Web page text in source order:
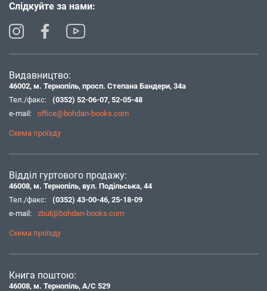
Слідкуйте за нами:
Видавництво:
46002, м. Тернопіль, просп. Степана Бандери, 34а
Тел./факс:
(0352) 52-06-07, 52-05-48
e-mail:
office@bohdan-books.com
Схема проїзду
Відділ гуртового продажу:
46008, м. Тернопіль, вул. Подільська, 44
Тел./факс:
(0352) 43-00-46, 25-18-09
e-mail:
zbut@bohdan-books.com
Схема проїзду
Книга поштою:
46008, м. Тернопіль, А/С 529